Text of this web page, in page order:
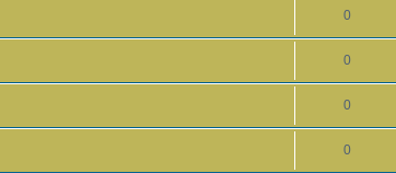
0
0
0
0